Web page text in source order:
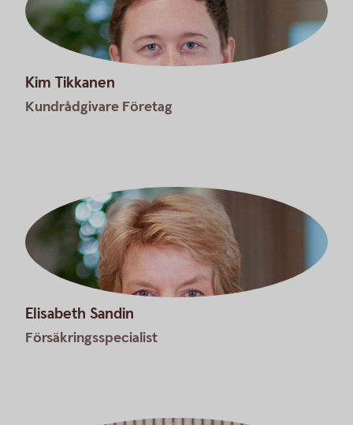
Kim Tikkanen
Kundrådgivare Företag
Elisabeth Sandin
Försäkringsspecialist